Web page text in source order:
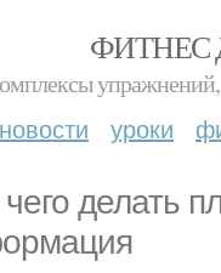
ФИТНЕС
новости уроки
делать